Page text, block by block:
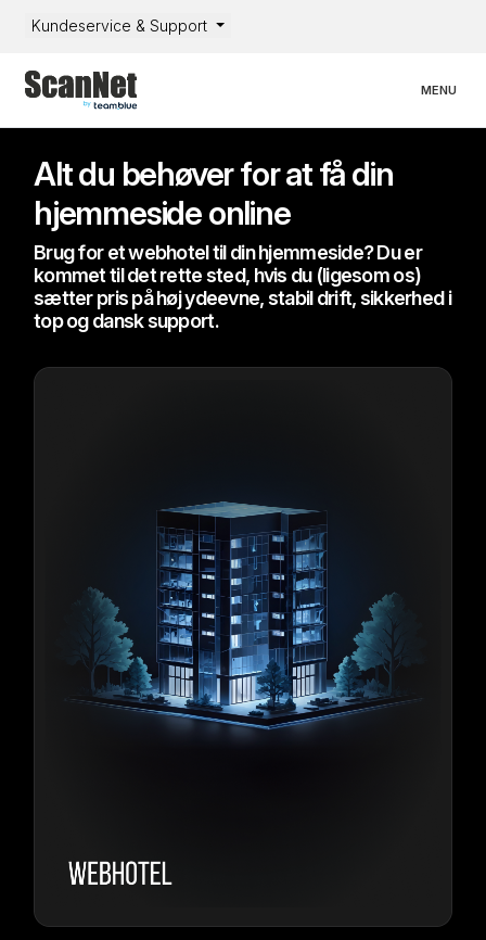
Kundeservice & Support
Toggle
MENU
Alt du behøver for at få din
hjemmeside online
Brug for et webhotel til din hjemmeside? Du er
kommet til det rette sted, hvis du (ligesom os)
sætter pris på høj ydeevne, stabil drift, sikkerhed i
top og dansk support.